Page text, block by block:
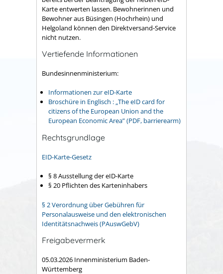
Karte entwerten lassen. Bewohnerinnen und
Bewohner aus Büsingen (Hochrhein) und
Helgoland können den Direktversand-Service
nicht nutzen.
Vertiefende Informationen
Bundesinnenministerium:
Informationen zur eID-Karte
Broschüre in Englisch : „The eID card for
citizens of the European Union and the
European Economic Area” (PDF, barrierearm)
Rechtsgrundlage
EID-Karte-Gesetz
§ 8 Ausstellung der eID-Karte
§ 20 Pflichten des Karteninhabers
§ 2 Verordnung über Gebühren für
Personalausweise und den elektronischen
Identitätsnachweis (PAuswGebV)
Freigabevermerk
05.03.2026 Innenministerium Baden-
Württemberg